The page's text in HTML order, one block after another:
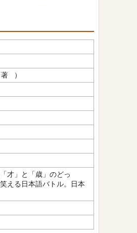
）
才」と「歳」のどっ
える日本語バトル。日本